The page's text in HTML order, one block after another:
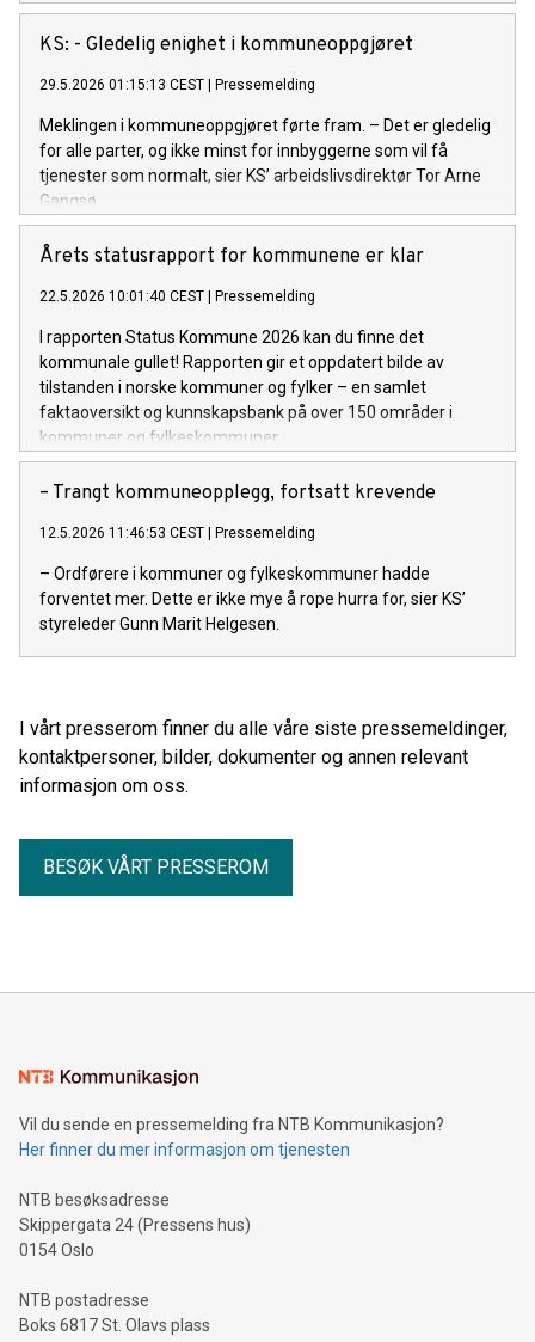
KS: - Gledelig enighet i kommuneoppgjøret
29.5.2026 01:15:13 CEST Pressemelding
Meklingen i kommuneoppgjøret førte fram. – Det er gledelig
for alle parter, og ikke minst for innbyggerne som vil få
tjenester som normalt, sier KS’ arbeidslivsdirektør Tor Arne
Gangsø.
Årets statusrapport for kommunene er klar
22.5.2026 10:01:40 CEST Pressemelding
I rapporten Status Kommune 2026 kan du finne det
kommunale gullet! Rapporten gir et oppdatert bilde av
tilstanden i norske kommuner og fylker – en samlet
faktaoversikt og kunnskapsbank på over 150 områder i
kommuner og fylkeskommuner.
– Trangt kommuneopplegg, fortsatt krevende
12.5.2026 11:46:53 CEST Pressemelding
– Ordførere i kommuner og fylkeskommuner hadde
forventet mer. Dette er ikke mye å rope hurra for, sier KS’
styreleder Gunn Marit Helgesen.
I vårt presserom finner du alle våre siste pressemeldinger,
kontaktpersoner, bilder, dokumenter og annen relevant
informasjon om oss.
BESØK VÅRT PRESSEROM
Vil du sende en pressemelding fra NTB Kommunikasjon?
Her finner du mer informasjon om tjenesten
NTB besøksadresse
Skippergata 24 (Pressens hus)
0154 Oslo
NTB postadresse
Boks 6817 St. Olavs plass